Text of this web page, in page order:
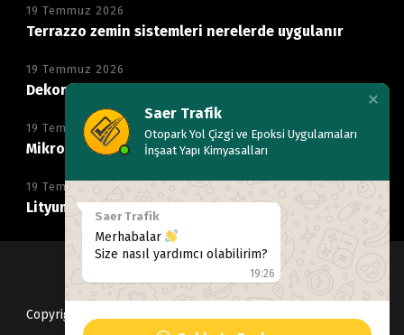
Saer Trafik
Otopark Yol Çizgi ve Epoksi Uygulamaları
İnşaat Yapı Kimyasalları
Saer Trafik
Merhabalar
Size nasıl yardımcı olabilirim?
19:26
19 Temmuz 2026
Terrazzo zemin sistemleri nerelerde uygulanır
19 Temmuz 2026
Dekoratif mikro beton zemin neden tercih edilir
19 Temmuz 2026
Mikro beton kaplama hangi alanlarda kullanılır
19 Temmuz 2026
Lityum silikat ile beton parlatma nasıl yapılır
Copyright © 2022